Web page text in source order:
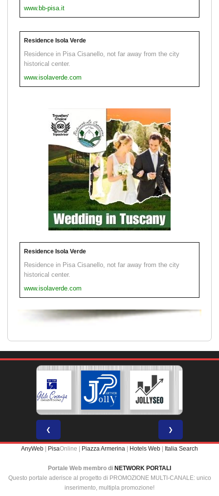
www.bb-pisa.it
Residence Isola Verde
Residence in Pisa Cisanello, not far away from the city
historical center.
www.isolaverde.com
Residence Isola Verde
Residence in Pisa Cisanello, not far away from the city
historical center.
www.isolaverde.com
❮ ❯
AnyWeb PisaOnline | Piazza Armerina Hotels Web Italia Search
Portale Web membro di NETWORK PORTALI
Questo portale aderisce al progetto di PROMOZIONE MULTI-CANALE: unico
inserimento, multipla promozione!